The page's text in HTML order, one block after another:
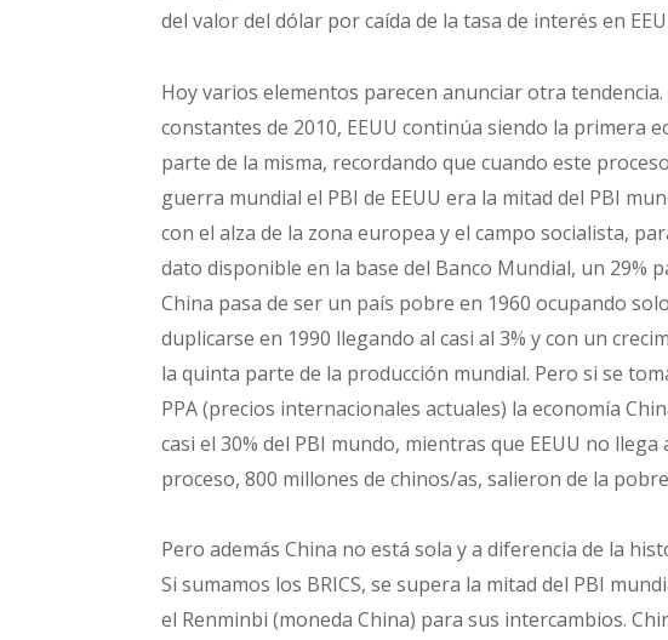
del valor del dólar por caída de la tasa de interés en
Hoy varios elementos parecen anunciar otra
constantes de 2010, EEUU continúa siendo la primera
parte de la misma, recordando que cuando este
guerra mundial el PBI de EEUU era la mitad del PBI
con el alza de la zona europea y el campo socialista,
dato disponible en la base del Banco Mundial, un 29%
China pasa de ser un país pobre en 1960 ocupando
duplicarse en 1990 llegando al casi al 3% y con un
la quinta parte de la producción mundial. Pero si se
PPA (precios internacionales actuales) la economía
casi el 30% del PBI mundo, mientras que EEUU no
proceso, 800 millones de chinos/as, salieron de la
Pero además China no está sola y a diferencia de la
Si sumamos los BRICS, se supera la mitad del PBI
el Renminbi (moneda China) para sus intercambios.